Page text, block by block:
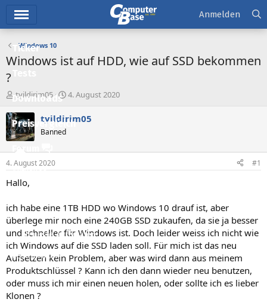
Ticker
Downloads
Preisvergleich
Forum
Aktuelles
Neue Beiträge
Neueste Aktivitäten
Leserartikel
Regeln
Anmelden
Windows 10
Windows ist auf HDD, wie auf SSD bekommen
?
E
r
s
t
e
l
e
r
tyildirim05
E
s
t
4. August 2020
tyildirim05
Banned
4. August 2020 #1
Hallo,
ich habe eine 1TB HDD wo Windows 10 drauf ist, aber
überlege mir noch eine 240GB SSD zukaufen, da sie ja besser
und schneller für Windows ist. Doch leider weiss ich nicht wie
ich Windows auf die SSD laden soll. Für mich ist das neu
Aufsetzen kein Problem, aber was wird dann aus meinem
Produktschlüssel ? Kann ich den dann wieder neu benutzen,
oder muss ich mir einen neuen holen, oder sollte ich es lieber
Klonen ?